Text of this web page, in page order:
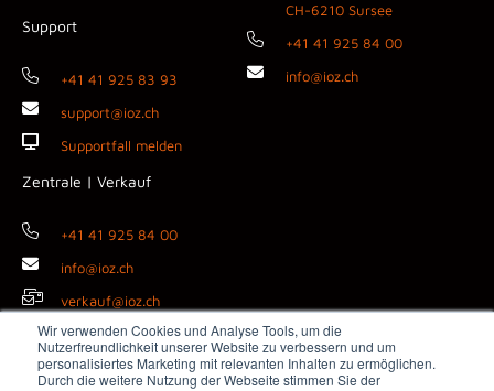
Wir verwenden Cookies und Analyse Tools, um die
Nutzerfreundlichkeit unserer Website zu verbessern und um
personalisiertes Marketing mit relevanten Inhalten zu ermöglichen.
Durch die weitere Nutzung der Webseite stimmen Sie der
Support
+41 41 925 83 93
support@ioz.ch
Supportfall melden
Zentrale | Verkauf
+41 41 925 84 00
info@ioz.ch
verkauf@ioz.ch
CH-6210 Sursee
+41 41 925 84 00
info@ioz.ch